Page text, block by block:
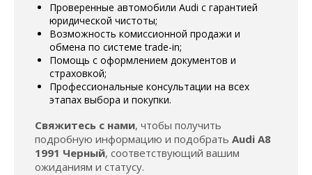
Проверенные автомобили Audi с гарантией
юридической чистоты;
Возможность комиссионной продажи и
обмена по системе trade-in;
Помощь с оформлением документов и
страховкой;
Профессиональные консультации на всех
этапах выбора и покупки.
Свяжитесь с нами, чтобы получить
подробную информацию и подобрать Audi A8
1991 Черный, соответствующий вашим
ожиданиям и статусу.